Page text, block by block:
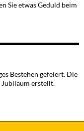
Sie etwas Geduld beim
Bestehen gefeiert. Die
Jubiläum erstellt.